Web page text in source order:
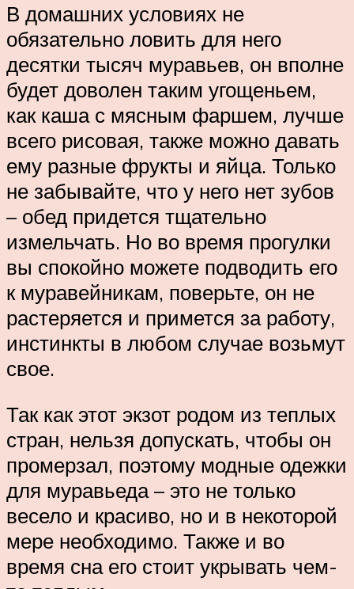
В домашних условиях не
обязательно ловить для него
десятки тысяч муравьев, он вполне
будет доволен таким угощеньем,
как каша с мясным фаршем, лучше
всего рисовая, также можно давать
ему разные фрукты и яйца. Только
не забывайте, что у него нет зубов
– обед придется тщательно
измельчать. Но во время прогулки
вы спокойно можете подводить его
к муравейникам, поверьте, он не
растеряется и примется за работу,
инстинкты в любом случае возьмут
свое.
Так как этот экзот родом из теплых
стран, нельзя допускать, чтобы он
промерзал, поэтому модные одежки
для муравьеда – это не только
весело и красиво, но и в некоторой
мере необходимо. Также и во
время сна его стоит укрывать чем-